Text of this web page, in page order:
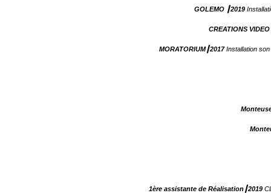
GOLEMO ┃2019
CREATIONS
MORATORIUM┃2017Installation son
1ère assistante de Réalisation┃2019